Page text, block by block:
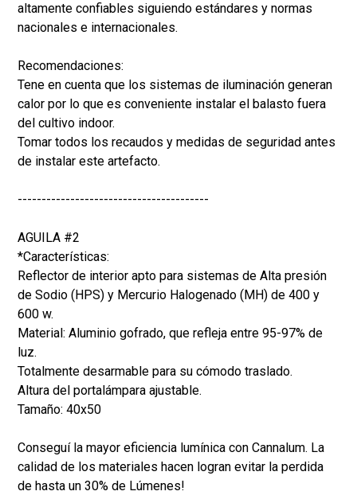
altamente confiables siguiendo estándares y normas
nacionales e internacionales.
Recomendaciones:
Tene en cuenta que los sistemas de iluminación generan
calor por lo que es conveniente instalar el balasto fuera
del cultivo indoor.
Tomar todos los recaudos y medidas de seguridad antes
de instalar este artefacto.
----------------------------------------
AGUILA #2
*Características:
Reflector de interior apto para sistemas de Alta presión
de Sodio (HPS) y Mercurio Halogenado (MH) de 400 y
600 w.
Material: Aluminio gofrado, que refleja entre 95-97% de
luz.
Totalmente desarmable para su cómodo traslado.
Altura del portalámpara ajustable.
Tamaño: 40x50
Conseguí la mayor eficiencia lumínica con Cannalum. La
calidad de los materiales hacen logran evitar la perdida
de hasta un 30% de Lúmenes!